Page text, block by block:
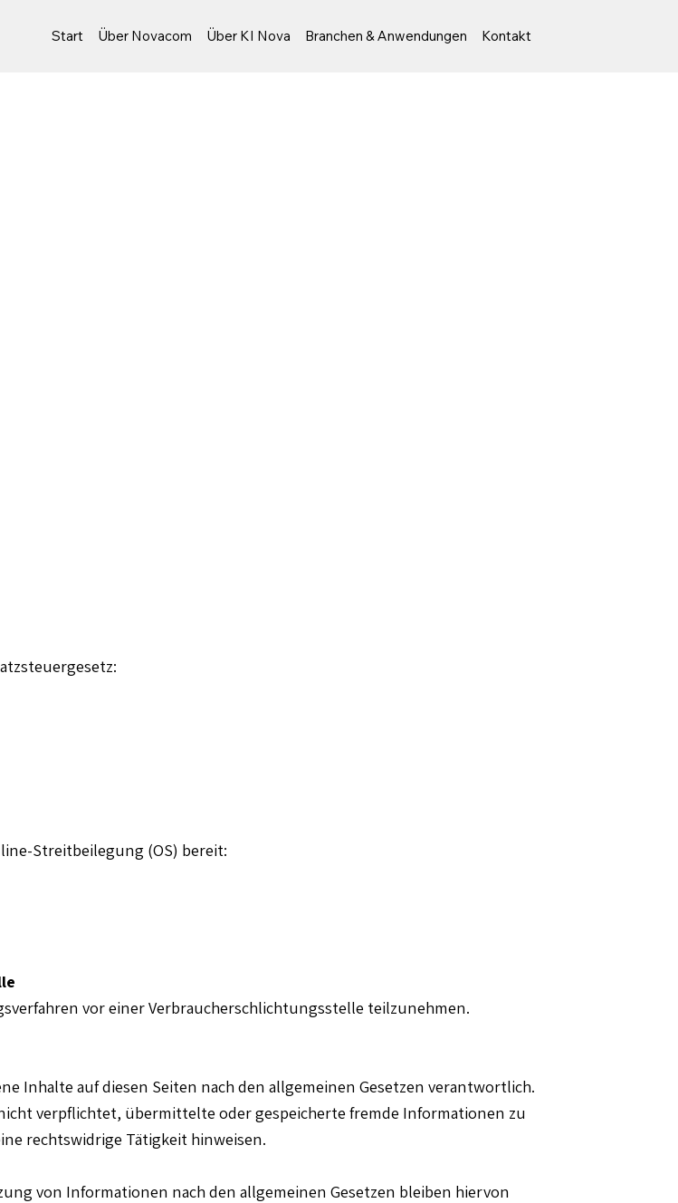
Start Über Novacom Über KI Nova Branchen & Anwendungen Kontakt
Streitbeilegung (OS) bereit:
vor einer Verbraucherschlichtungsstelle teilzunehmen.
Inhalte auf diesen Seiten nach den allgemeinen Gesetzen verantwortlich.
nicht verpflichtet, übermittelte oder gespeicherte fremde Informationen zu
rechtswidrige Tätigkeit hinweisen.
von Informationen nach den allgemeinen Gesetzen bleiben hiervon